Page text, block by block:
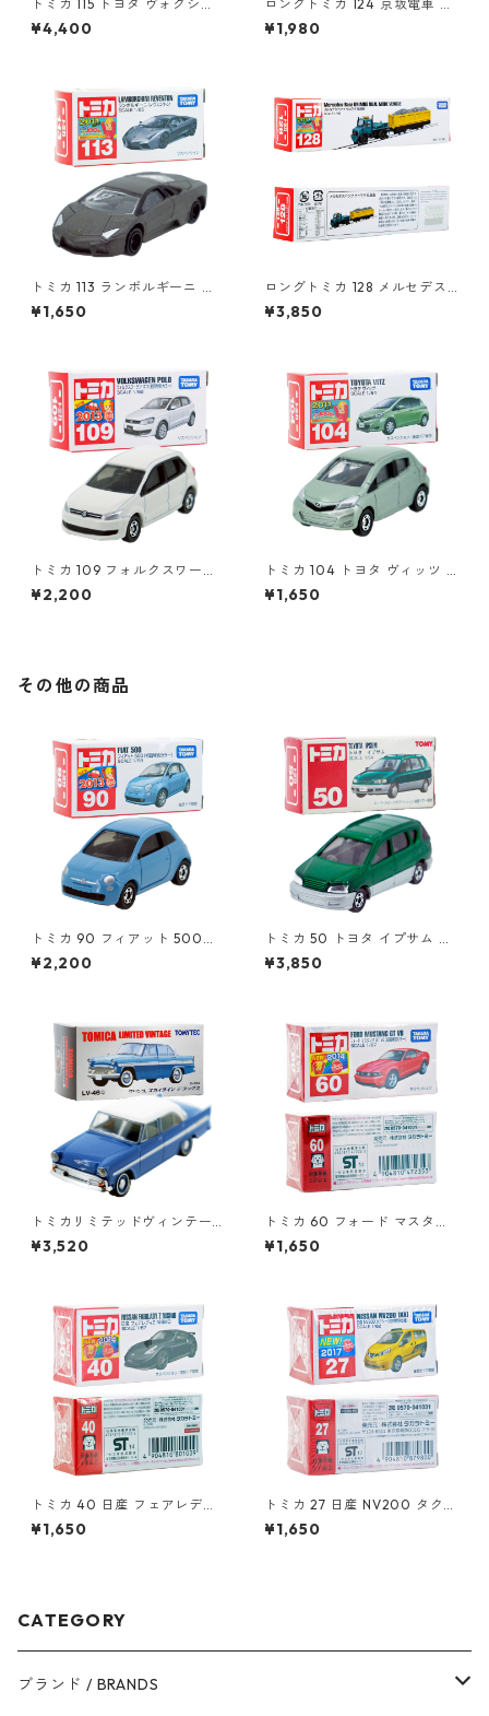
トミカ 115 トヨタ ヴォクシー
（初回特別仕様）#10801764
¥4,400
ロングトミカ 124 京坂電車 き
かんしゃトーマス号 2015 #10
824923
¥1,980
トミカ 113 ランボルギーニ レ
ヴェントン #10359791
¥1,650
ロングトミカ 128 メルセデス
ベンツ ウニモグ 軌陸車 #103
96291
¥3,850
トミカ 109 フォルクスワーゲ
ン ポロ（初回特別カラー）#1
0467380
¥2,200
トミカ 104 トヨタ ヴィッツ #
10392507
¥1,650
その他の商品
トミカ 90 フィアット 500
（初回特別カラー）#1047108
0
¥2,200
トミカ 50 トヨタ イプサム #1
0306672
¥3,850
トミカリミテッドヴィンテー
ジ LV-46b プリンス スカイラ
イン デラックス #10212751
¥3,520
トミカ 60 フォード マスタン
グ GT V8（初回特別カラー）#
10472353
¥1,650
トミカ 40 日産 フェアレディ
Z NISMO #10801009
¥1,650
トミカ 27 日産 NV200 タクシ
ー（初回特別仕様）#1087980
0
¥1,650
CATEGORY
ブランド / BRANDS